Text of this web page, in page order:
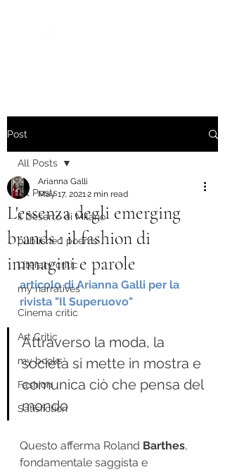
Post
All Posts
Il Deserto di Milano
published poems
Literary critic
my narratives
Cinema critic
Art Critic
my books
Fashion
Satisfiction
All Posts
L'essenza degli emerging
brands : il fashion di
immagini e parole
Arianna Galli
May 17, 20212 min read
articolo di Arianna Galli per la
rivista "Il Superuovo"
Attraverso la moda, la
società si mette in mostra e
comunica ciò che pensa del
mondo
Questo afferma Roland Barthes,
fondamentale saggista e